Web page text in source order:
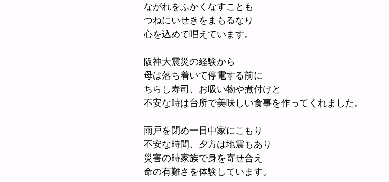
ながれをふかくなすことも
つねにいせきをまもるなり
心を込めて唱えています。
阪神大震災の経験から
母は落ち着いて停電する前に
ちらし寿司、お吸い物や煮付けと
不安な時は台所で美味しい食事を作ってくれました。
雨戸を閉め一日中家にこもり
不安な時間、夕方は地震もあり
災害の時家族で身を寄せ合え
命の有難さを体験しています。